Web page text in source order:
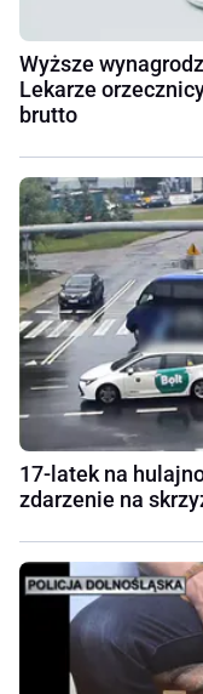
Wyższe
Lekarze
brutto
17-latek na
zdarzenie na